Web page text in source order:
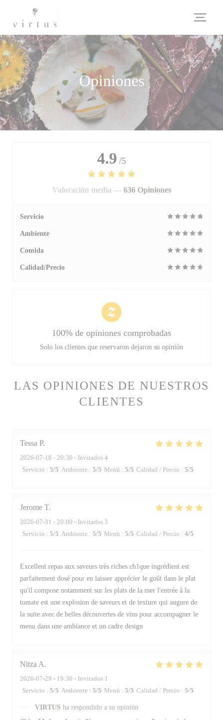
Opiniones
LAS OPINIONES DE NUESTROS
CLIENTES
Tessa P
2026-07-18 - 20:30 - Invitados 4
Servicio : 5/5 Ambiente : 5/5 Menú : 5/5 Calidad / Precio : 5/5
Jerome T
2026-07-31 - 20:00 - Invitados 3
Servicio : 5/5 Ambiente : 5/5 Menú : 5/5 Calidad / Precio : 4/5
Excellent repas aux saveurs très riches ch1que ingrédient est
parfaitement dosé pour en laisser apprécier le goût dans le plat
qu'il compose notamment sur les plats de la mer l'entrée à la
tomate est une explosion de saveurs et de texture qui augure de
la suite avec de belles découvertes de vins pour accompagner le
menu dans une ambiance et un cadre design
Nitza A
2026-07-29 - 19:30 - Invitados 1
Servicio : 5/5 Ambiente : 5/5 Menú : 5/5 Calidad / Precio : 5/5
VIRTUS ha respondido a su opinión
4.9 /5
Valoración media — 636 Opiniones
Servicio
Ambiente
Comida
Calidad/Precio
100% de opiniones comprobadas
Solo los clientes que reservaron dejaron su opinión